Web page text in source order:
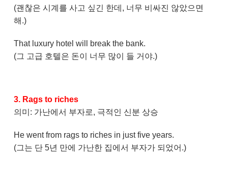
(괜찮은 시계를 사고 싶긴 한데, 너무 비싸진 않았으면
해.)
That luxury hotel will break the bank.
(그 고급 호텔은 돈이 너무 많이 들 거야.)
3. Rags to riches
의미: 가난에서 부자로, 극적인 신분 상승
He went from rags to riches in just five years.
(그는 단 5년 만에 가난한 집에서 부자가 되었어.)